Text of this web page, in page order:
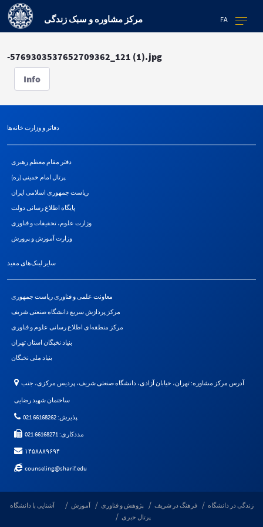
FA مرکز مشاوره و سبک زندگی
-5769303537652709362_121 (1).jpg
Info
دفاتر و وزارت خانه‌ها
دفتر مقام معظم رهبری
پرتال امام خمینی (ره)
ریاست جمهوری اسلامی ایران
پایگاه اطلاع رسانی دولت
وزارت علوم، تحقیقات و فناوری
وزارت آموزش و پرورش
سایر لینک‌های مفید
معاونت علمی و فناوری ریاست جمهوری
مرکز پردازش سریع دانشگاه صنعتی شریف
مرکز منطقه‌ای اطلاع رسانی علوم و فناوری
بنیاد نخبگان استان تهران
بنیاد ملی نخبگان
ساختمان شهید رضایی
پذیرش: 66168262 021
مددکاری: 66168271 021
۱۴۵۸۸۸۹۶۹۴
counseling@sharif.edu
آشنایی با دانشگاه آموزش پژوهش و فناوری فرهنگ در شریف
زندگی در دانشگاه
پرتال خبری